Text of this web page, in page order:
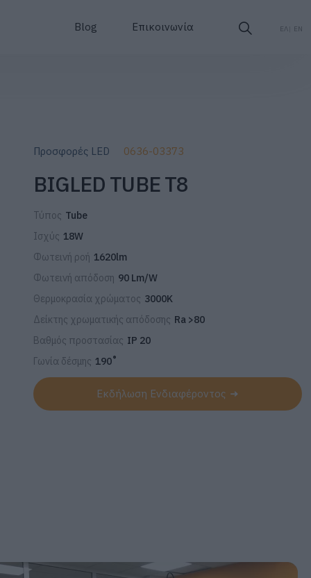
Blog Επικοινωνία ΕΛ EN
0636-03373
Προσφορές LED
BIGLED TUBE T8
Τύπος Tube
Ισχύς 18W
Φωτεινή ροή 1620lm
Φωτεινή απόδοση 90 Lm/W
Θερμοκρασία χρώματος 3000K
Δείκτης χρωματικής απόδοσης Ra >80
Βαθμός προστασίας IP 20
Γωνία δέσμης 190˚
Εκδήλωση Ενδιαφέροντος